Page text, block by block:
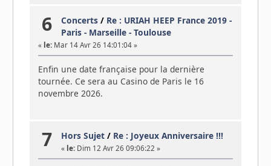
6 Concerts / Re : URIAH HEEP France 2019 -
Paris - Marseille - Toulouse
« le:Mar 14 Avr 26 14:01:04 »
Enfin une date française pour la dernière
tournée. Ce sera au Casino de Paris le 16
novembre 2026.
7 Hors Sujet / Re : Joyeux Anniversaire !!!
« le: Dim 12 Avr 26 09:06:22 »